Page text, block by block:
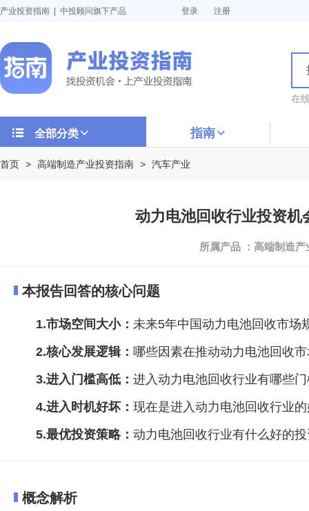
产业投资指南 | 中投顾问旗下产品 登录 注册
在
全部分类 指南
首页 > 高端制造产业投资指南 > 汽车产业
动力电池回收行业投资机
所属产品 ：高端制造
本报告回答的核心问题
1.市场空间大小： 未来5年中国动力电池回收市场
2.核心发展逻辑： 哪些因素在推动动力电池回收
3.进入门槛高低： 进入动力电池回收行业有哪些
4.进入时机好坏： 现在是进入动力电池回收行业
5.最优投资策略： 动力电池回收行业有什么好的
概念解析